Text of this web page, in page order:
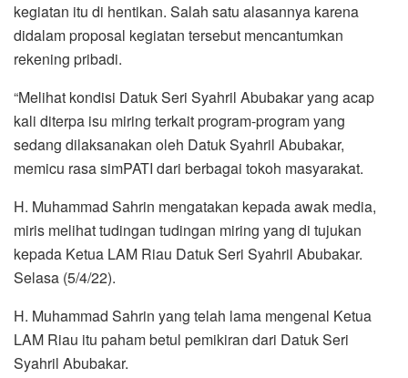
kegiatan itu di hentikan. Salah satu alasannya karena
didalam proposal kegiatan tersebut mencantumkan
rekening pribadi.
“Melihat kondisi Datuk Seri Syahril Abubakar yang acap
kali diterpa isu miring terkait program-program yang
sedang dilaksanakan oleh Datuk Syahril Abubakar,
memicu rasa simPATI dari berbagai tokoh masyarakat.
H. Muhammad Sahrin mengatakan kepada awak media,
miris melihat tudingan tudingan miring yang di tujukan
kepada Ketua LAM Riau Datuk Seri Syahril Abubakar.
Selasa (5/4/22).
H. Muhammad Sahrin yang telah lama mengenal Ketua
LAM Riau itu paham betul pemikiran dari Datuk Seri
Syahril Abubakar.